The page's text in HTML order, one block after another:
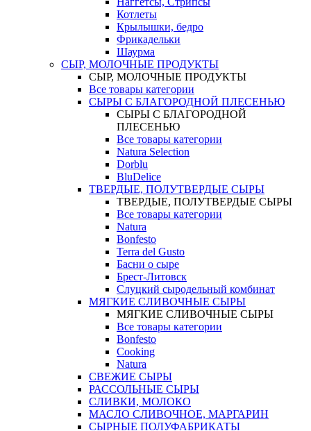
Котлеты
Крылышки, бедро
Фрикадельки
Шаурма
СЫР, МОЛОЧНЫЕ ПРОДУКТЫ
СЫР, МОЛОЧНЫЕ ПРОДУКТЫ
Все товары категории
СЫРЫ С БЛАГОРОДНОЙ ПЛЕСЕНЬЮ
СЫРЫ С БЛАГОРОДНОЙ
ПЛЕСЕНЬЮ
Все товары категории
Natura Selection
Dorblu
BluDelice
ТВЕРДЫЕ, ПОЛУТВЕРДЫЕ СЫРЫ
ТВЕРДЫЕ, ПОЛУТВЕРДЫЕ СЫРЫ
Все товары категории
Natura
Bonfesto
Terra del Gusto
Басни о сыре
Брест-Литовск
Слуцкий сыродельный комбинат
МЯГКИЕ СЛИВОЧНЫЕ СЫРЫ
МЯГКИЕ СЛИВОЧНЫЕ СЫРЫ
Все товары категории
Bonfesto
Cooking
Natura
СВЕЖИЕ СЫРЫ
РАССОЛЬНЫЕ СЫРЫ
СЛИВКИ, МОЛОКО
МАСЛО СЛИВОЧНОЕ, МАРГАРИН
СЫРНЫЕ ПОЛУФАБРИКАТЫ